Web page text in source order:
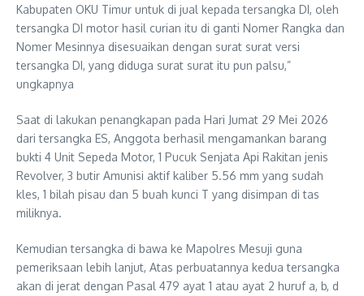
Kabupaten OKU Timur untuk di jual kepada tersangka DI, oleh
tersangka DI motor hasil curian itu di ganti Nomer Rangka dan
Nomer Mesinnya disesuaikan dengan surat surat versi
tersangka DI, yang diduga surat surat itu pun palsu,”
ungkapnya
Saat di lakukan penangkapan pada Hari Jumat 29 Mei 2026
dari tersangka ES, Anggota berhasil mengamankan barang
bukti 4 Unit Sepeda Motor, 1 Pucuk Senjata Api Rakitan jenis
Revolver, 3 butir Amunisi aktif kaliber 5.56 mm yang sudah
kles, 1 bilah pisau dan 5 buah kunci T yang disimpan di tas
miliknya.
Kemudian tersangka di bawa ke Mapolres Mesuji guna
pemeriksaan lebih lanjut, Atas perbuatannya kedua tersangka
akan di jerat dengan Pasal 479 ayat 1 atau ayat 2 huruf a, b, d